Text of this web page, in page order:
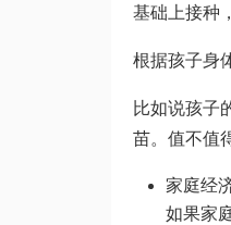
基础上接种
根据孩子身
比如说孩子
苗。值不值
家庭经
如果家